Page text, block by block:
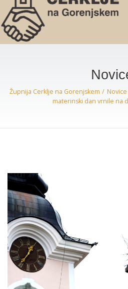
Župnija Cerklje na Gorenjskem Novice
materinski dan vrnile na